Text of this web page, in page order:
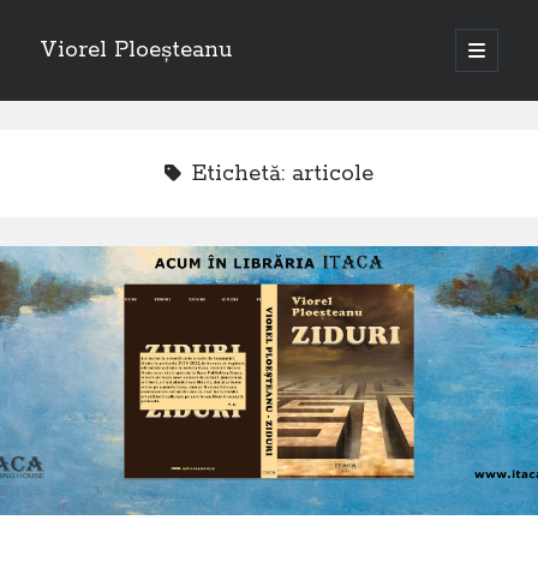
Viorel Ploeșteanu
open
primary
Sidebar
Articole recente
Emigranții, de Viorel Ploeșteanu – piesă de teatru la Dublin
Câteva rânduri despre piesa de teatru “Emigranții”, autor Viorel
Ploeșteanu
Emigranții – Piesă de teatru de Viorel Ploeșteanu
A doua femeie cu cărucior
Emigranții (teatru) – Viorel Ploeșteanu
O „călătorii” la Londra
Etichetă: articole